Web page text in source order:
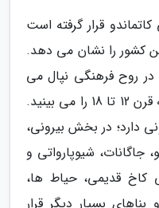
قرار گرفته است
کشور را نشان می دهد.
در روح فرهنگی نپال می
شوید و قصرها و بناهای متعلق به قرن 12 تا 18 را می بینید.
دارد؛ در بخش بیرونی،
جاگانات، شیوپارواتی و
کاخ قدیمی، حیاط ها،
بناهای بسیار دیگر قرار